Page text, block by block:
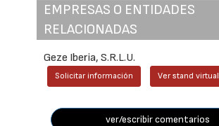
EMPRESAS O ENTIDADES
RELACIONADAS
Geze Iberia, S.R.L.U.
Solicitar información Ver stand virtual
ver/escribir comentarios